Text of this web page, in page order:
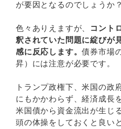
が要因となるのでしょうか？
色々ありえますが、
コント
釈されていた問題に綻びが
感に反応します。債券市場
昇）には注意が必要です。
トランプ政権下、米国の政
にもかかわらず、経済成長
米国債から資金流出が生じ
頭の体操をしておくと良い